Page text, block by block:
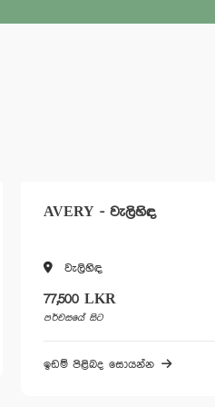
AVERY - වැලිහිඳ
වැලිහිඳ
77,500 LKR
පර්චසයේ සිට
ඉඩම් පිළිබද සොයන්න